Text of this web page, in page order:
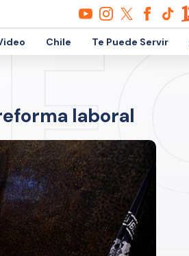
Chile Te Puede Servir
laboral